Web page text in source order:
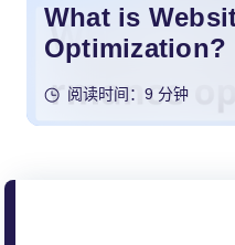
What is
Optimization?
阅读时间：9 分钟